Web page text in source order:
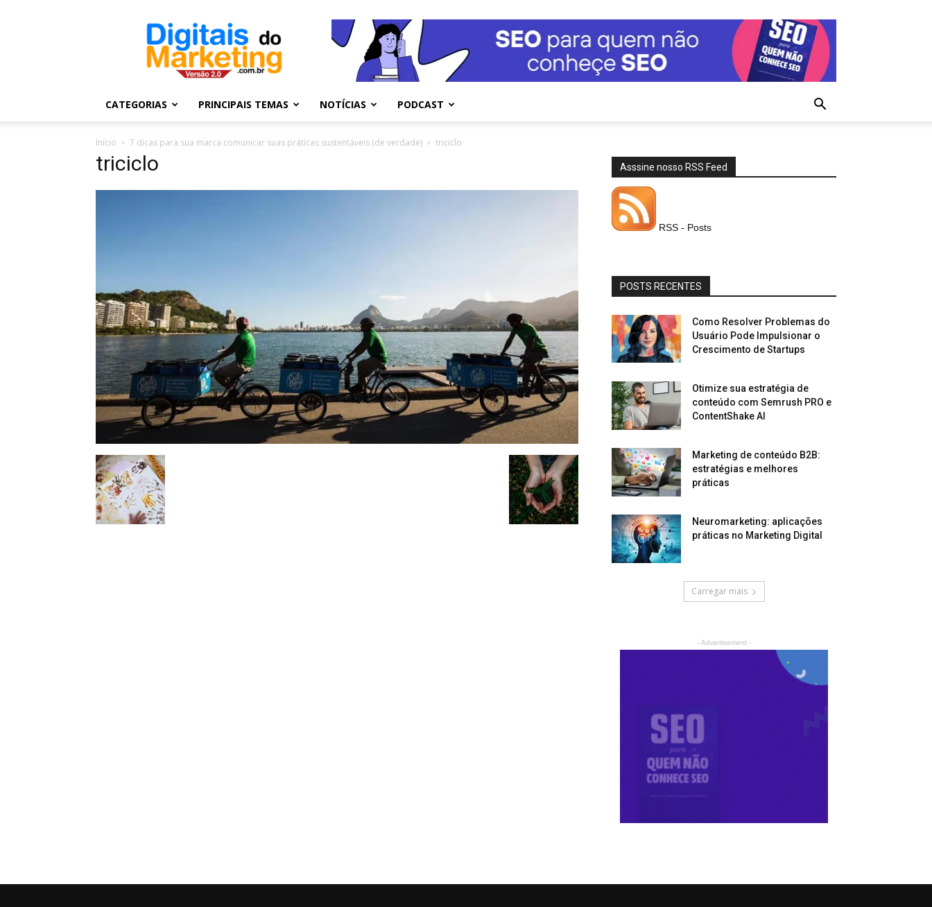
Digitais
Marketing
CATEGORIAS PRINCIPAIS TEMAS NOTÍCIAS PODCAST
Início 7 dicas para sua marca comunicar suas práticas sustentáveis (de verdade) triciclo
triciclo Asssine nosso RSS Feed
RSS - Posts
POSTS RECENTES
Como Resolver Problemas do
Usuário Pode Impulsionar o
Crescimento de Startups
Otimize sua estratégia de
conteúdo com Semrush PRO e
ContentShake AI
Marketing de conteúdo B2B:
estratégias e melhores
práticas
Neuromarketing: aplicações
práticas no Marketing Digital
Carregar mais
- Advertisement -